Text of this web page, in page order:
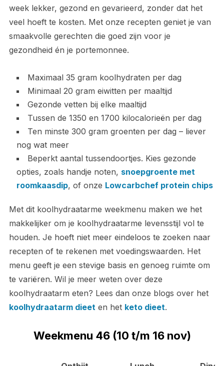
week lekker, gezond en gevarieerd, zonder dat het
veel hoeft te kosten. Met onze recepten geniet je van
smaakvolle gerechten die goed zijn voor je
gezondheid én je portemonnee.
Maximaal 35 gram koolhydraten per dag
Minimaal 20 gram eiwitten per maaltijd
Gezonde vetten bij elke maaltijd
Tussen de 1350 en 1700 kilocalorieën per dag
Ten minste 300 gram groenten per dag – liever
nog wat meer
Beperkt aantal tussendoortjes. Kies gezonde
opties, zoals handje noten, snoepgroente met
roomkaasdip, of onze Lowcarbchef protein chips
Met dit koolhydraatarme weekmenu maken we het
makkelijker om je koolhydraatarme levensstijl vol te
houden. Je hoeft niet meer eindeloos te zoeken naar
recepten of te rekenen met voedingswaarden. Het
menu geeft je een stevige basis en genoeg ruimte om
te variëren. Wil je meer weten over deze
koolhydraatarm eten? Lees dan onze blogs over het
koolhydraatarm dieeten het keto dieet.
Weekmenu 46 (10 t/m 16 nov)